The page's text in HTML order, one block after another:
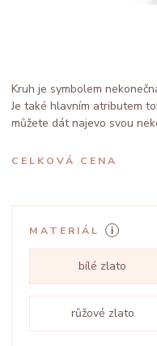
Kruh je symbolem
Je také hlavním atributem
můžete dát najevo svou
CELKOVÁ CENA
MATERIÁL
bílé zlato
růžové zlato